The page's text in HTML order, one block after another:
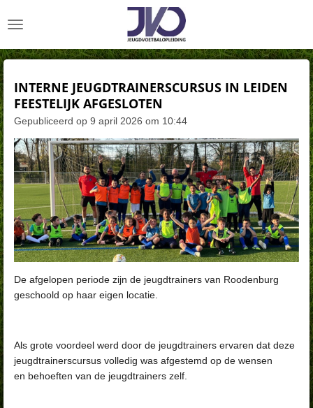
direct
de
INTERNE JEUGDTRAINERSCURSUS IN LEIDEN
FEESTELIJK AFGESLOTEN
Gepubliceerd op 9 april 2026 om 10:44
De afgelopen periode zijn de jeugdtrainers van Roodenburg
geschoold op haar eigen locatie.
Als grote voordeel werd door de jeugdtrainers ervaren dat deze
jeugdtrainerscursus volledig was afgestemd op de wensen
en behoeften van de jeugdtrainers zelf.